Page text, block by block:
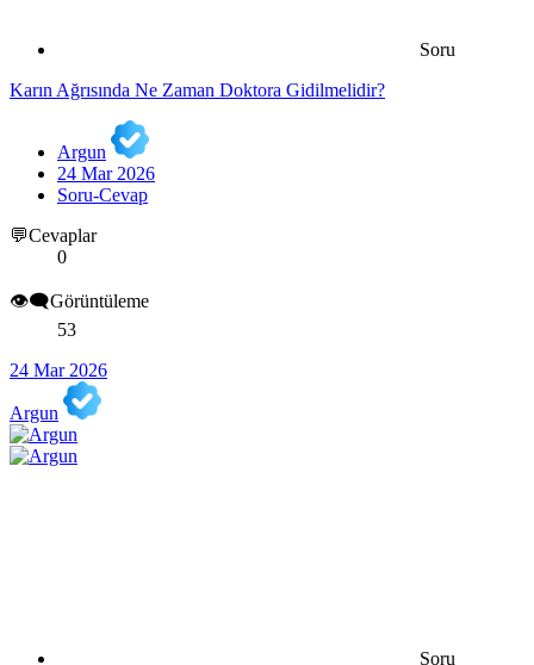
Soru
Karın Ağrısında Ne Zaman Doktora Gidilmelidir?
Argun
24 Mar 2026
Soru-Cevap
💬Cevaplar
0
👁️‍🗨️Görüntüleme
53
24 Mar 2026
Argun
Soru